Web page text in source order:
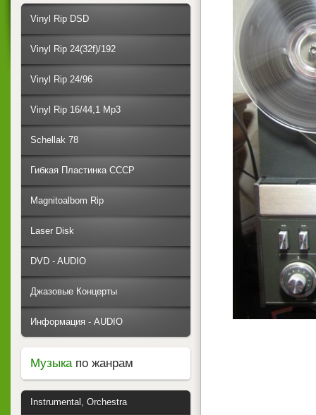
Vinyl Rip DSD
Vinyl Rip 24(32f)/192
Vinyl Rip 24/96
Vinyl Rip 16/44,1 Mp3
Schellak 78
Гибкая Пластинка СССР
Magnitoalbom Rip
Laser Disk
DVD - AUDIO
Джазовые Концерты
Информация - AUDIO
Музыкапо жанрам
Instrumental, Orchestra